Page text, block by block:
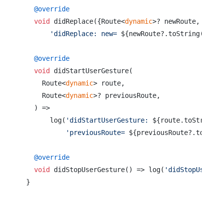
@override
void didReplace({Route<dynamic>? newRoute,
'didReplace: new= ${newRoute?.toString()}
@override
void didStartUserGesture(
    Route<
dynamic> route,
    Route<
dynamic>? previousRoute,
  ) =>
      log(
'didStartUserGesture:
'previousRoute=
@override
void didStopUserGesture() => log(
}